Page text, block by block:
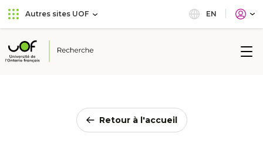
Aller
au
principal
Passer
au
Autres sites UOF EN
Université
Retour à l'accueil